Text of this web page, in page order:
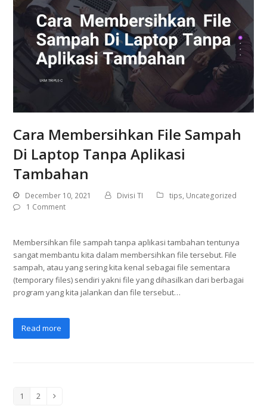
Cara Membersihkan File Sampah
Di Laptop Tanpa Aplikasi
Tambahan
December 10, 2021 Divisi TI tips, Uncategorized
1 Comment
Membersihkan file sampah tanpa aplikasi tambahan tentunya
sangat membantu kita dalam membersihkan file tersebut. File
sampah, atau yang sering kita kenal sebagai file sementara
(temporary files) sendiri yakni file yang dihasilkan dari berbagai
program yang kita jalankan dan file tersebut…
Read more
Page
1 Page
2 Next